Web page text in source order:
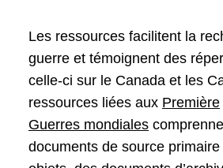
Les ressources facilitent la
guerre et témoignent des
celle-ci sur le Canada et les
ressources liées aux Première
Guerres mondiales
documents de source